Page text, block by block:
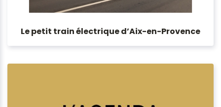
Le petit train électrique d’Aix-en-Provence